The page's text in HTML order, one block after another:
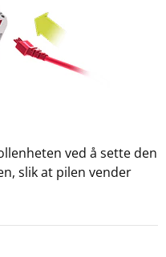
ved å sette den
slik at pilen vender